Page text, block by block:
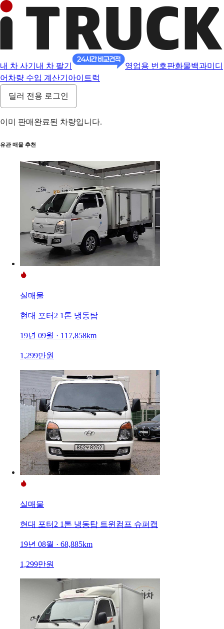
내 차 사기 내 차 팔기 영업용 번호판화물백과미디
어 차량 수입 계산기 아이트럭
딜러 전용 로그인
이미 판매완료된 차량입니다.
유관 매물 추천
실매물
현대 포터2 1톤 냉동탑
19년 09월 · 117,858km
1,299만원
실매물
현대 포터2 1톤 냉동탑 트윈컴프 슈퍼캡
19년 08월 · 68,885km
1,299만원